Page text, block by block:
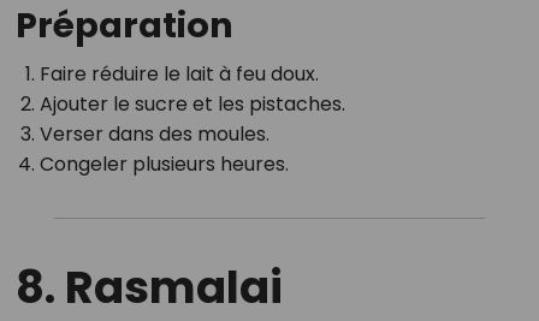
Préparation
Faire réduire le lait à feu doux.
Ajouter le sucre et les pistaches.
Verser dans des moules.
Congeler plusieurs heures.
8. Rasmalai